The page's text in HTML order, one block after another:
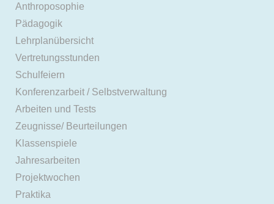
Anthroposophie
Pädagogik
Lehrplanübersicht
Vertretungsstunden
Schulfeiern
Konferenzarbeit / Selbstverwaltung
Arbeiten und Tests
Zeugnisse/ Beurteilungen
Klassenspiele
Jahresarbeiten
Projektwochen
Praktika